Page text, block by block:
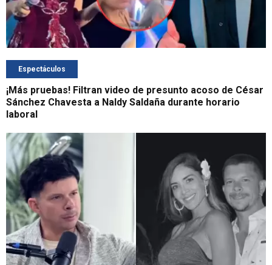
Espectáculos
¡Más pruebas! Filtran video de presunto acoso de César
Sánchez Chavesta a Naldy Saldaña durante horario
laboral